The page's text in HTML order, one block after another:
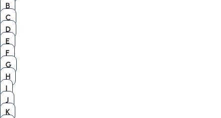
B
C
D
E
F
G
H
I
J
K